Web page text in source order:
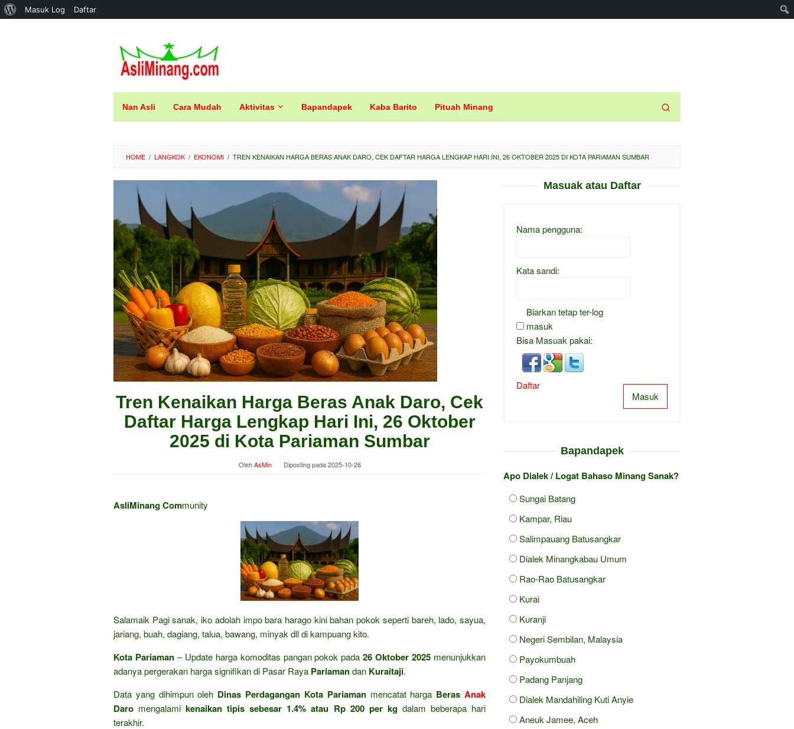
Tentang
Masuk Log Daftar
konten
Nan Asli Cara Mudah Aktivitas Bapandapek Kaba Barito Pituah Minang
HOME / LANGKOK / EKONOMI / TREN KENAIKAN HARGA BERAS ANAK DARO, CEK DAFTAR HARGA LENGKAP HARI INI, 26 OKTOBER 2025 DI KOTA PARIAMAN SUMBAR
Tren Kenaikan Harga Beras Anak Daro, Cek
Daftar Harga Lengkap Hari Ini, 26 Oktober
2025 di Kota Pariaman Sumbar
OlehAsMin Diposting pada2025-10-26
AsliMinang Community
Salamaik Pagi sanak, iko adolah impo bara harago kini bahan pokok seperti bareh, lado, sayua,
jariang, buah, dagiang, talua, bawang, minyak dll di kampuang kito.
Kota Pariaman– Update harga komoditas pangan pokok pada26 Oktober 2025 menunjukkan
adanya pergerakan harga signifikan di Pasar Raya Pariamandan Kuraitaji.
Data yang dihimpun oleh Dinas Perdagangan Kota Pariamanmencatat harga BerasAnak
Daro mengalamikenaikan tipis sebesar 1.4% atau Rp 200 per kgdalam beberapa hari
terakhir.
Masuak atau Daftar
Nama pengguna:
Kata sandi:
Biarkan tetap ter-log
masuk
Bisa Masuak pakai:
Masuk
Daftar
Bapandapek
Apo Dialek / Logat Bahaso Minang Sanak?
Sungai Batang
Kampar, Riau
Salimpauang Batusangkar
Dialek Minangkabau Umum
Rao-Rao Batusangkar
Kurai
Kuranji
Negeri Sembilan, Malaysia
Payokumbuah
Padang Panjang
Dialek Mandahiling Kuti Anyie
Aneuk Jamee, Aceh